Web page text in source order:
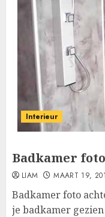
Interieur
Badkamer
LIAM MAART 19,
Badkamer foto
je badkamer